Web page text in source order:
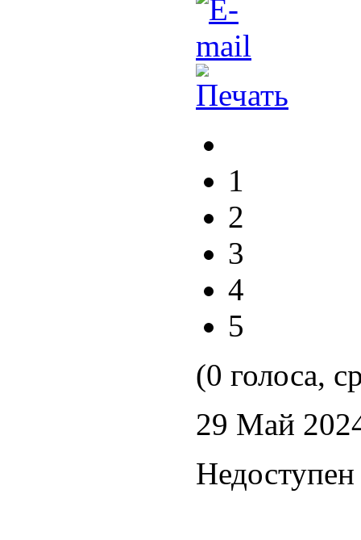
1
2
3
4
5
(0 голоса,
29 Май